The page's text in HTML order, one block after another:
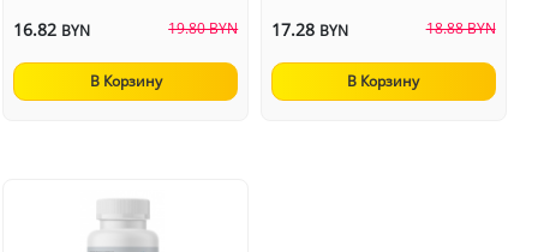
16.82 BYN 19.80 BYN
В Корзину
17.28 BYN 18.88 BYN
В Корзину